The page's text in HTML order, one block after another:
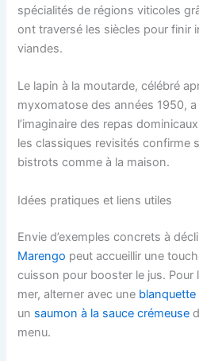
spécialités de régions viticoles
ont traversé les siècles pour finir
viandes.
Le lapin à la moutarde, célébré
myxomatose des années 1950,
l’imaginaire des repas
les classiques revisités confirme
bistrots comme à la maison.
Idées pratiques et liens utiles
Envie d’exemples concrets à
Marengo peut accueillir une
cuisson pour booster le jus. Pour
mer, alterner avec une
un saumon à la sauce crémeuse
menu.